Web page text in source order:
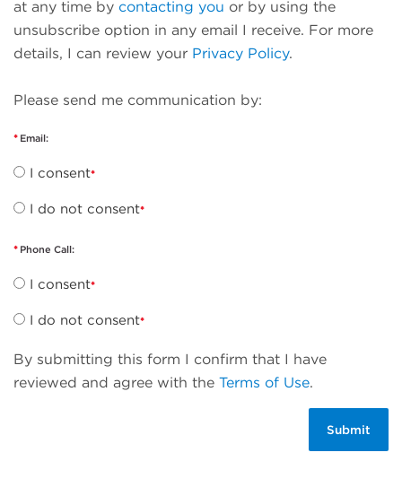
at any time by contacting you or by using the
unsubscribe option in any email I receive. For more
details, I can review your Privacy Policy.
Please send me communication by:
Email:
I consent
I do not consent
Phone Call:
I consent
I do not consent
By submitting this form I confirm that I have
reviewed and agree with the Terms of Use.